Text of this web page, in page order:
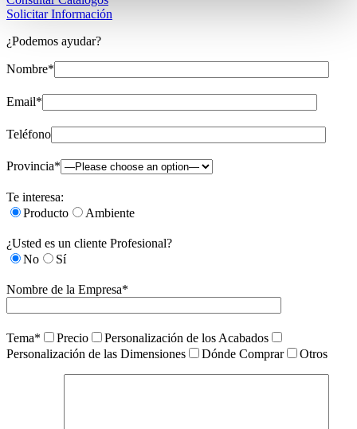
Solicitar Información
¿Podemos ayudar?
Nombre*
Email*
Teléfono
Provincia*
Te interesa:
Producto
Ambiente
¿Usted es un cliente Profesional?
No
Sí
Nombre de la Empresa*
Tema* Precio
Personalización de los Acabados
Personalización de las Dimensiones
Dónde Comprar Otros